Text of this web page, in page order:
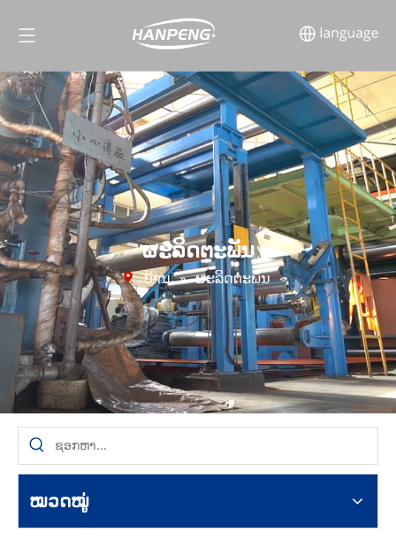
ຜະລິດຕະພັນ
ບ້ານ » ຜະ​ລິດ​ຕະ​ພັນ
ໝວດໝູ່